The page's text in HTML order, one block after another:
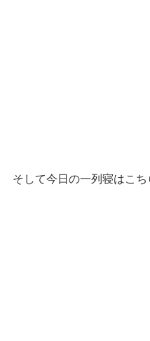
そして今日の一列寝はこち